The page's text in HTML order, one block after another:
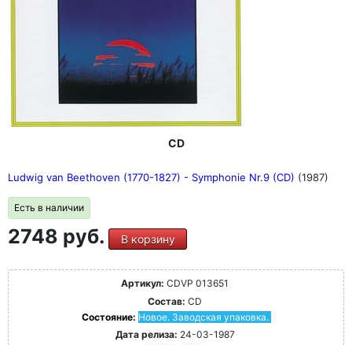
CD
Ludwig van Beethoven (1770-1827) - Symphonie Nr.9 (CD) (1987)
Есть в наличии
2748 руб. В корзину
Артикул: CDVP 013651
Состав: CD
Состояние: Новое. Заводская упаковка.
Дата релиза: 24-03-1987